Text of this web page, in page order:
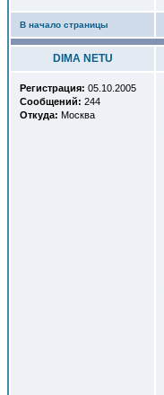
В начало страницы
DIMA NETU
Регистрация: 05.10.2005
Сообщений: 244
Откуда: Москва